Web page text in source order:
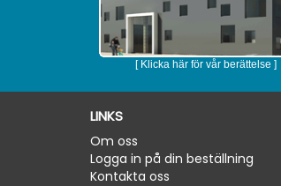
[ Klicka här för vår berättelse ]
LINKS
Om oss
Logga in på din beställning
Kontakta oss